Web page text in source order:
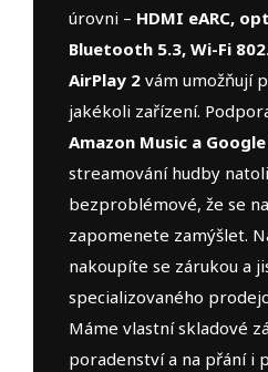
úrovni – HDMI eARC,
Bluetooth 5.3, Wi-Fi
AirPlay 2 vám umožňují
jakékoli zařízení.
Amazon Music a
streamování hudby
bezproblémové, že se
zapomenete zamýšlet.
nakoupíte se zárukou a
specializovaného
Máme vlastní skladové
poradenství a na přání i